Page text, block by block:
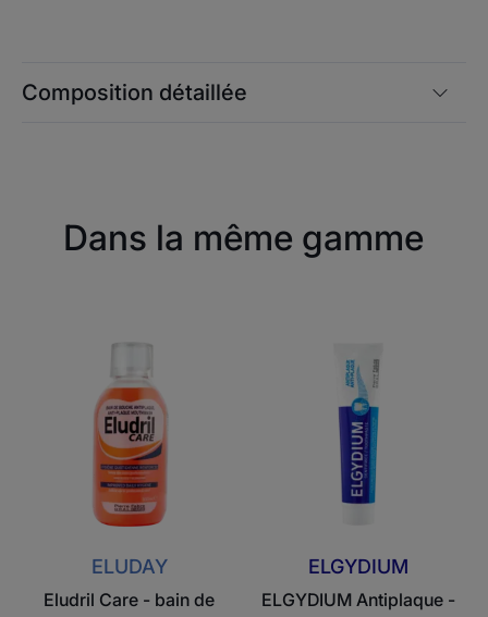
Composition détaillée
Dans la même gamme
Eludril
-
bain
de
bouche
quotidien
Antiplaque
ELUDAY
Eludril Care - bain de
Antiplaque
-
dentifrice
ELGYDIUM
ELGYDIUM Antiplaque -